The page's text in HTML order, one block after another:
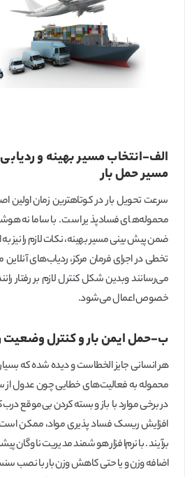
الف-انتخاب مسیر بهینه و
مسیر حمل بار
سرعت تحویل بار در کوتاهترین زمان اولین
محموله‌های فسادپذیر است. با سامانه
ضمن پیش بینی مسیر بهینه، نکات لازم را نیز
تخطی در اجرای فرمان مرکز، ردیاب‌های آنلاین
می‌رسانند وبدین شکل کنترل لازم بر رفتار
خصوص اعمال می‌شود.
ب-حمل ایمن بار و کنترل وضعیت
هر انسانی جایز الخطاست و دیده شده که
محموله به فعالیت‌های خطایی چون عدول از
در برخی موارد با باز و بسته کردن بی‌موقع درب
افزایش ریسک فساد پذیری مواد، ممکن
برآیند. با نرم‌افزار هوشمند مدیریت ناوگان
اضافه وزن و یا حتی کاهش وزن بار با نصب